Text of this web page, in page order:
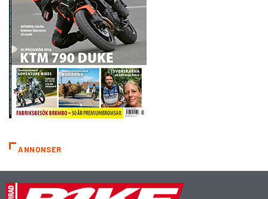
ANNONSER